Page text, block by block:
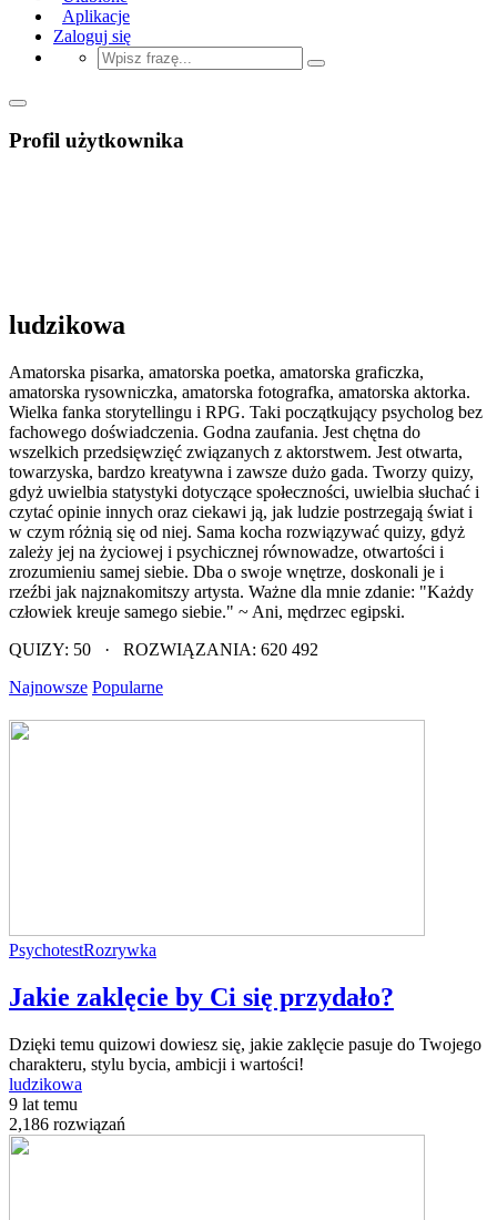
Aplikacje
Zaloguj się
Profil użytkownika
ludzikowa
Amatorska pisarka, amatorska poetka, amatorska graficzka,
amatorska rysowniczka, amatorska fotografka, amatorska aktorka.
Wielka fanka storytellingu i RPG. Taki początkujący psycholog bez
fachowego doświadczenia. Godna zaufania. Jest chętna do
wszelkich przedsięwzięć związanych z aktorstwem. Jest otwarta,
towarzyska, bardzo kreatywna i zawsze dużo gada. Tworzy quizy,
gdyż uwielbia statystyki dotyczące społeczności, uwielbia słuchać i
czytać opinie innych oraz ciekawi ją, jak ludzie postrzegają świat i
w czym różnią się od niej. Sama kocha rozwiązywać quizy, gdyż
zależy jej na życiowej i psychicznej równowadze, otwartości i
zrozumieniu samej siebie. Dba o swoje wnętrze, doskonali je i
rzeźbi jak najznakomitszy artysta. Ważne dla mnie zdanie: "Każdy
człowiek kreuje samego siebie." ~ Ani, mędrzec egipski.
QUIZY: 50 · ROZWIĄZANIA: 620 492
Najnowsze Popularne
PsychotestRozrywka
Jakie zaklęcie by Ci się przydało?
Dzięki temu quizowi dowiesz się, jakie zaklęcie pasuje do Twojego
charakteru, stylu bycia, ambicji i wartości!
ludzikowa
9 lat temu
2,186 rozwiązań